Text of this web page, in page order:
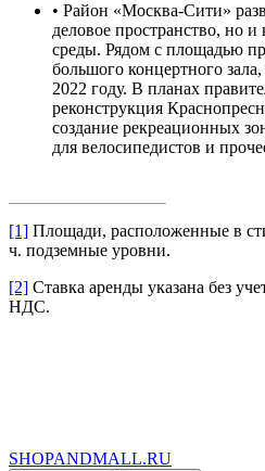
• Район «Москва-Сити»
деловое пространство, но и
среды. Рядом с площадью
большого концертного
2022 году. В планах
реконструкция
создание рекреационных
для велосипедистов и
[1] Площади, расположенные в
ч. подземные уровни.
[2] Ставка аренды указана без
НДС.
SHOPANDMALL.RU